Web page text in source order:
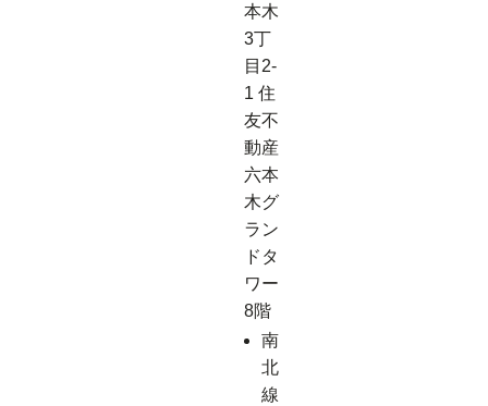
本木
3丁
目2-
1 住
友不
動産
六本
木グ
ラン
ドタ
ワー
8階
南
北
線